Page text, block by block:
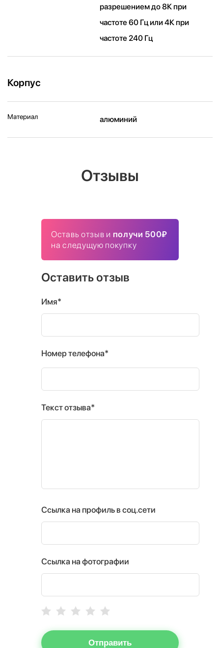
разрешением до 8К при
частоте 60 Гц или 4К при
частоте 240 Гц
Корпус
Материал алюминий
Отзывы
Оставь отзыв и получи 500₽
на следущую покупку
Оставить отзыв
Имя*
Номер телефона*
Текст отзыва*
Ссылка на профиль в соц.сети
Ссылка на фотографии
Отправить